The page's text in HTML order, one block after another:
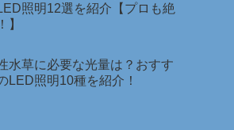
照明12選を紹介【プロも絶
】
水草に必要な光量は？おすす
LED照明10種を紹介！￼